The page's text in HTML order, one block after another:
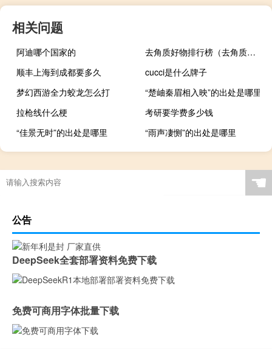
相关问题
阿迪哪个国家的
去角质好物排行榜（去角质好吗）
顺丰上海到成都要多久
cucci是什么牌子
梦幻西游全力蛟龙怎么打
“楚岫秦眉相入映”的出处是哪里
拉枪线什么梗
考研要学费多少钱
“佳景无时”的出处是哪里
“雨声凄恻”的出处是哪里
☚
公告
DeepSeek全套部署资料免费下载
免费可商用字体批量下载